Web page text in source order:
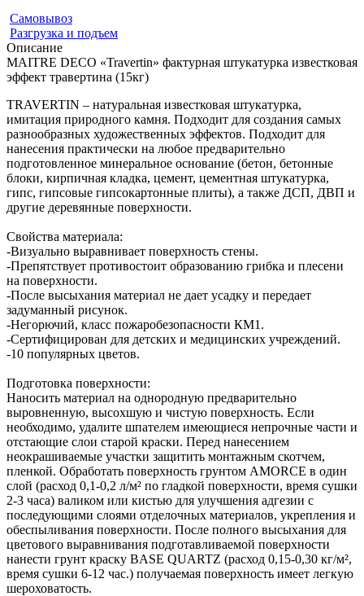
Самовывоз
Разгрузка и подъем
Описание
MAITRE DECO «Travertin» фактурная штукатурка известковая
эффект травертина (15кг)
TRAVERTIN – натуральная известковая штукатурка,
имитация природного камня. Подходит для создания самых
разнообразных художественных эффектов. Подходит для
нанесения практически на любое предварительно
подготовленное минеральное основание (бетон, бетонные
блоки, кирпичная кладка, цемент, цементная штукатурка,
гипс, гипсовые гипсокартонные плиты), а также ДСП, ДВП и
другие деревянные поверхности.
Свойства материала:
-Визуально выравнивает поверхность стены.
-Препятствует противостоит образованию грибка и плесени
на поверхности.
-После высыхания материал не дает усадку и передает
задуманный рисунок.
-Негорючий, класс пожаробезопасности КМ1.
-Сертифицирован для детских и медицинских учреждений.
-10 популярных цветов.
Подготовка поверхности:
Наносить материал на однородную предварительно
выровненную, высохшую и чистую поверхность. Если
необходимо, удалите шпателем имеющиеся непрочные части и
отстающие слои старой краски. Перед нанесением
неокрашиваемые участки защитить монтажным скотчем,
пленкой. Обработать поверхность грунтом AMORСE в один
слой (расход 0,1-0,2 л/м² по гладкой поверхности, время сушки
2-3 часа) валиком или кистью для улучшения адгезии с
последующими слоями отделочных материалов, укрепления и
обеспыливания поверхности. После полного высыхания для
цветового выравнивания подготавливаемой поверхности
нанести грунт краску BASE QUARTZ (расход 0,15-0,30 кг/м²,
время сушки 6-12 час.) получаемая поверхность имеет легкую
шероховатость.